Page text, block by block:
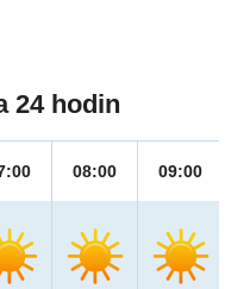
24 hodin
08:00 09:00